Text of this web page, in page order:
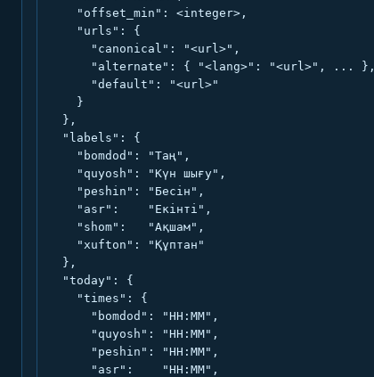
    "offset_min": <integer>,
    "urls": {
      "canonical": "<url>",
      "alternate": { "<lang>": "<url>", ... },
      "default": "<url>"
    }
  },
  "labels": {
    "bomdod": "Таң",
    "quyosh": "Күн шығу",
    "peshin": "Бесін",
    "asr":    "Екінті",
    "shom":   "Ақшам",
    "xufton": "Құптан"
  },
  "today": {
    "times": {
      "bomdod": "HH:MM",
      "quyosh": "HH:MM",
      "peshin": "HH:MM",
      "asr":    "HH:MM",